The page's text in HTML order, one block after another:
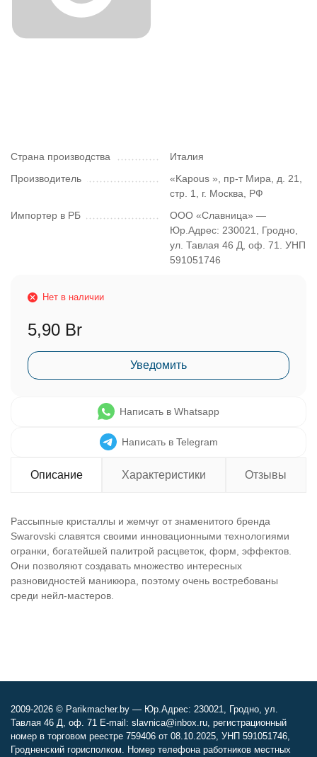
Страна производства
Италия
Производитель
«Kapous », пр-т Мира, д. 21,
стр. 1, г. Москва, РФ
Импортер в РБ
ООО «Славница» —
Юр.Адрес: 230021, Гродно,
ул. Тавлая 46 Д, оф. 71. УНП
591051746
Нет в наличии
5,90 Br
Уведомить
Написать в Whatsapp
Написать в Telegram
Описание Характеристики Отзывы
Рассыпные кристаллы и жемчуг от знаменитого бренда
Swarovski славятся своими инновационными технологиями
огранки, богатейшей палитрой расцветок, форм, эффектов.
Они позволяют создавать множество интересных
разновидностей маникюра, поэтому очень востребованы
среди нейл-мастеров.
2009-2026 © Parikmacher.by — Юр.Адрес: 230021, Гродно, ул.
Тавлая 46 Д, оф. 71 E-mail: slavnica@inbox.ru, регистрационный
номер в торговом реестре 759406 от 08.10.2025, УНП 591051746,
Гродненский горисполком. Номер телефона работников местных